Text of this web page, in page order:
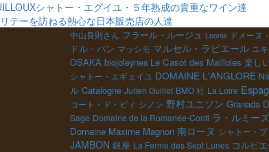
シャトー・エグイユ・５年熟成の貴重なワイン達
テーを訪ねる熱心な日本販売店の人達
中山良則さん フラール・ルージュ Leonis ドメーヌ
ドル・バン マッシモ マルセル・ラピエール ユ
OSAKA biojoleynes Le Casot des Mailloles 楽し
シャトー・エギュイユ DOMAINE L'ANGLORE
ル Catalogne Julien Guillot BMO 社 La Loire
コート・ド・ピィ シノン 野村ユニソン Granada
Sage Domaine de la Romanée-Conti ラ・ルミーズ
Domaine Maxime Magnon 南ローヌ シャトー・
JAMBON 銀座 La Ferme des Sept Lunes コルビ